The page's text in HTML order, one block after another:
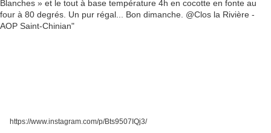
https://www.instagram.com/p/Bts9507IQj3/